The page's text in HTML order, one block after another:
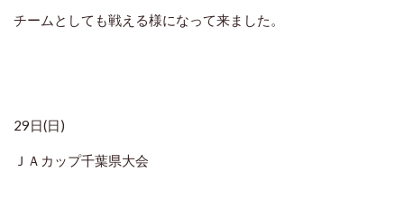
チームとしても戦える様になって来ました。
29日(日)
ＪＡカップ千葉県大会